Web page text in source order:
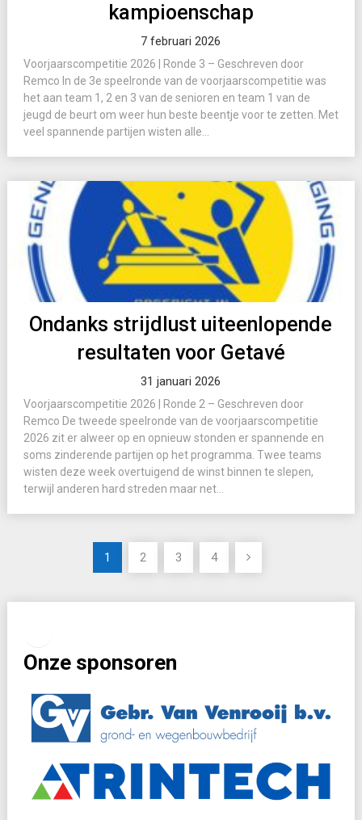
kampioenschap
7 februari 2026
Voorjaarscompetitie 2026 | Ronde 3 – Geschreven door
Remco In de 3e speelronde van de voorjaarscompetitie was
het aan team 1, 2 en 3 van de senioren en team 1 van de
jeugd de beurt om weer hun beste beentje voor te zetten. Met
veel spannende partijen wisten alle...
Ondanks strijdlust uiteenlopende
resultaten voor Getavé
31 januari 2026
Voorjaarscompetitie 2026 | Ronde 2 – Geschreven door
Remco De tweede speelronde van de voorjaarscompetitie
2026 zit er alweer op en opnieuw stonden er spannende en
soms zinderende partijen op het programma. Twee teams
wisten deze week overtuigend de winst binnen te slepen,
terwijl anderen hard streden maar net...
1 2 3 4
Onze sponsoren